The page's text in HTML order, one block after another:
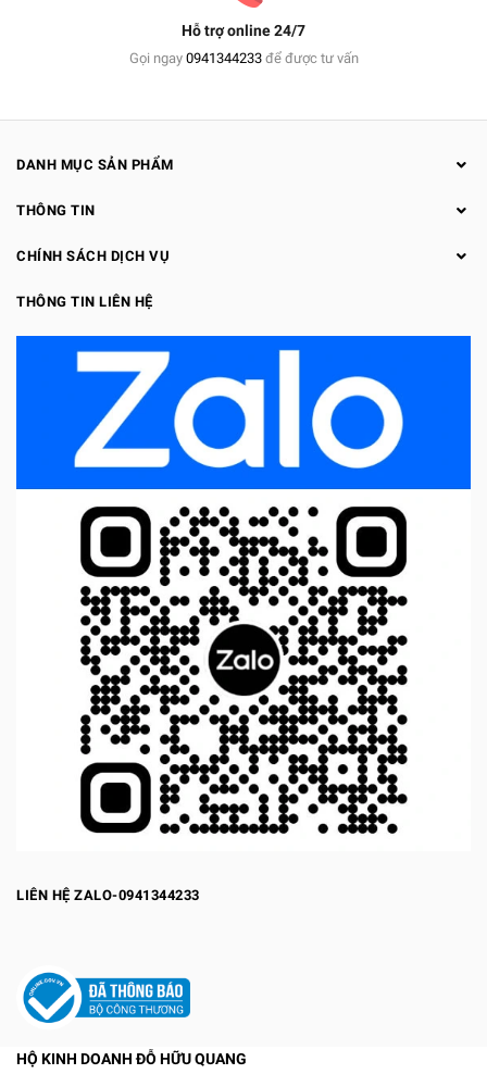
Hỗ trợ online 24/7
Gọi ngay 0941344233để được tư vấn
DANH MỤC SẢN PHẨM
THÔNG TIN
CHÍNH SÁCH DỊCH VỤ
THÔNG TIN LIÊN HỆ
LIÊN HỆ ZALO-0941344233
HỘ KINH DOANH ĐỖ HỮU QUANG